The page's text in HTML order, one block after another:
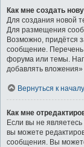
Как мне создать
Для создания новой
Для размещения
Возможно, придётся
сообщение. Перечень
форума или темы.
добавлять вложения»
Вернуться к началу
Как мне
Если вы не
вы можете
сообщения. Вы